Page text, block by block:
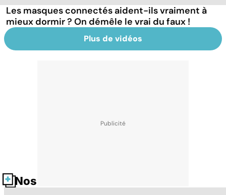
Les masques connectés aident-ils vraiment à
mieux dormir ? On démêle le vrai du faux !
Plus de vidéos
Nos fiches santé